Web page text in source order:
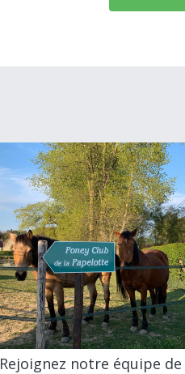
Rejoignez notre équipe de